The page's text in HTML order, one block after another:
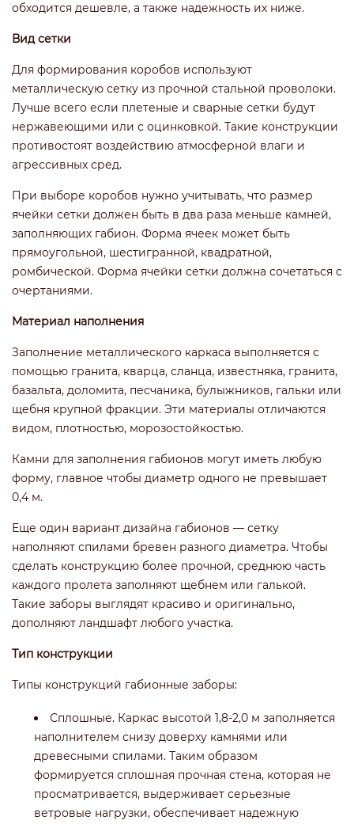
обходится дешевле, а также надежность их ниже.
Вид сетки
Для формирования коробов используют
металлическую сетку из прочной стальной проволоки.
Лучше всего если плетеные и сварные сетки будут
нержавеющими или с оцинковкой. Такие конструкции
противостоят воздействию атмосферной влаги и
агрессивных сред.
При выборе коробов нужно учитывать, что размер
ячейки сетки должен быть в два раза меньше камней,
заполняющих габион. Форма ячеек может быть
прямоугольной, шестигранной, квадратной,
ромбической. Форма ячейки сетки должна сочетаться с
очертаниями.
Материал наполнения
Заполнение металлического каркаса выполняется с
помощью гранита, кварца, сланца, известняка, гранита,
базальта, доломита, песчаника, булыжников, гальки или
щебня крупной фракции. Эти материалы отличаются
видом, плотностью, морозостойкостью.
Камни для заполнения габионов могут иметь любую
форму, главное чтобы диаметр одного не превышает
0,4 м.
Еще один вариант дизайна габионов — сетку
наполняют спилами бревен разного диаметра. Чтобы
сделать конструкцию более прочной, среднюю часть
каждого пролета заполняют щебнем или галькой.
Такие заборы выглядят красиво и оригинально,
дополняют ландшафт любого участка.
Тип конструкции
Типы конструкций габионные заборы:
Сплошные. Каркас высотой 1,8-2,0 м заполняется
наполнителем снизу доверху камнями или
древесными спилами. Таким образом
формируется сплошная прочная стена, которая не
просматривается, выдерживает серьезные
ветровые нагрузки, обеспечивает надежную